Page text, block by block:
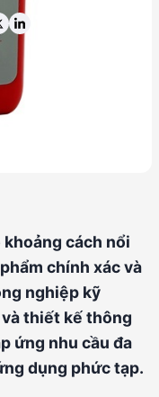
khoảng cách nổi
chính xác và
nghiệp kỹ
thiết kế thông
ứng nhu cầu đa
dụng phức tạp.